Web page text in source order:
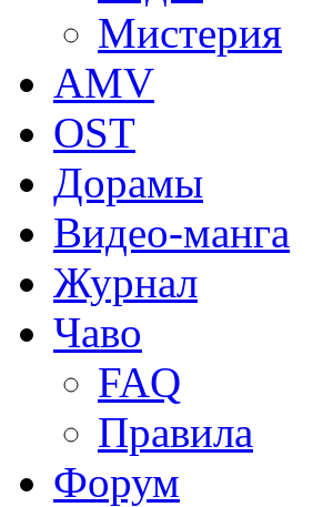
Мистерия
AMV
OST
Дорамы
Видео-манга
Журнал
Чаво
FAQ
Правила
Форум